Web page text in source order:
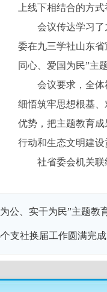
上线下相结合的方
会议传达学习
委在九三学社山东
同心、爱国为民”主
会议要求，全
细悟筑牢思想根基
优势，把主题教育
行动和生态文明建
社省委会机关
公、实干为民”主题教
支社换届工作圆满完成